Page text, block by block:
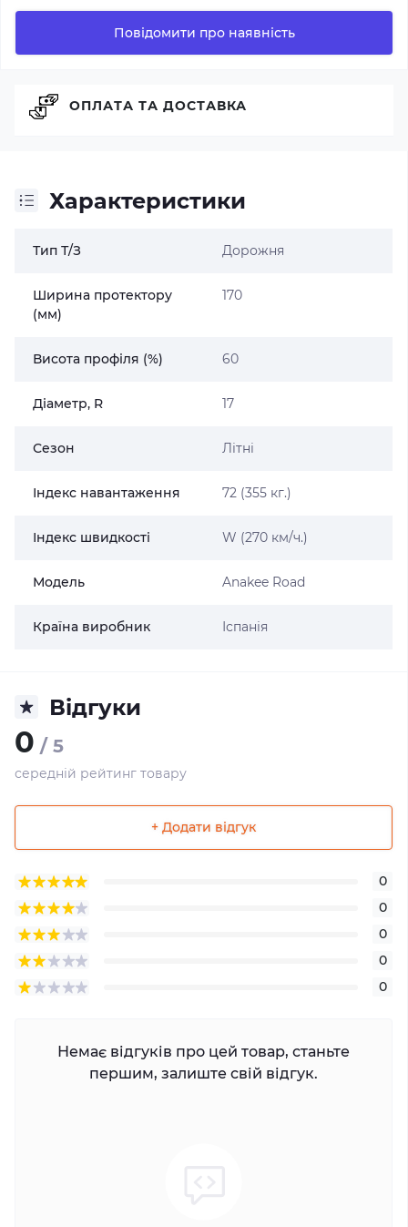
Повідомити про наявність
Характеристики
Тип Т/З Дорожня
Ширина протектору
(мм)
170
Висота профіля (%) 60
Діаметр, R 17
Сезон Літні
Індекс навантаження 72 (355 кг.)
Індекс швидкості W (270 км/ч.)
Модель Anakee Road
Країна виробник Іспанія
Відгуки
0 / 5
середній рейтинг товару
+ Додати відгук
0
0
0
0
0
Немає відгуків про цей товар, станьте
першим, залиште свій відгук.
ОПЛАТА ТА ДОСТАВКА